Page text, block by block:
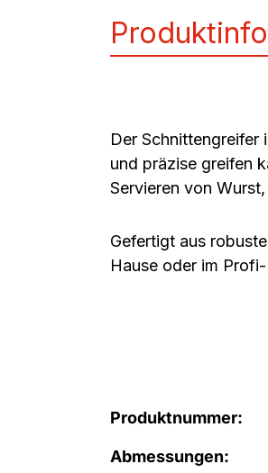
Der Schnittengreifer
und präzise greifen
Servieren von
Gefertigt aus
Hause oder im
Produktnummer:
Abmessungen: